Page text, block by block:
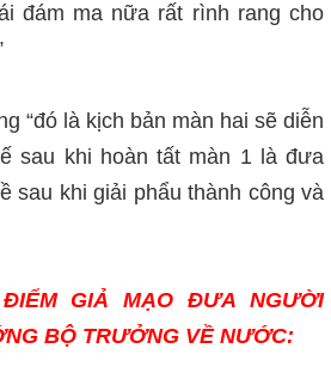
đám ma nữa rất rình rang cho
“đó là kịch bản màn hai sẽ diễn
sau khi hoàn tất màn 1 là đưa
sau khi giải phẩu thành công và
GIẢ MẠO ĐƯA NGƯỜI
BỘ TRƯỞNG VỀ NƯỚC: